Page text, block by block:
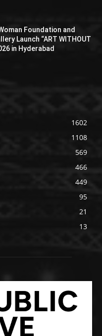
Foundation and
Launch “ART WITHOUT
in Hyderabad
1602
1108
569
466
449
95
21
13